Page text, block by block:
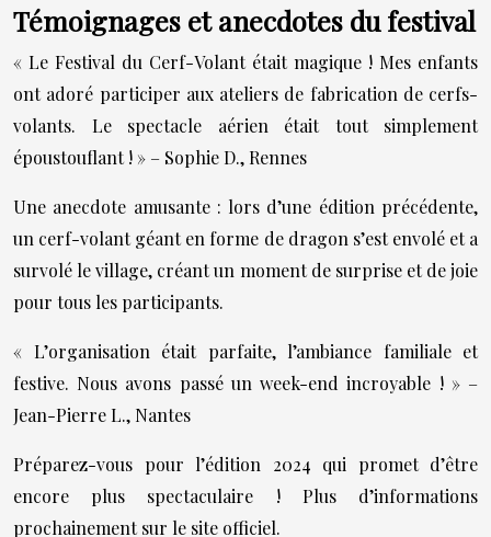
Témoignages et anecdotes du festival
« Le Festival du Cerf-Volant était magique ! Mes enfants
ont adoré participer aux ateliers de fabrication de cerfs-
volants. Le spectacle aérien était tout simplement
époustouflant ! » – Sophie D., Rennes
Une anecdote amusante : lors d’une édition précédente,
un cerf-volant géant en forme de dragon s’est envolé et a
survolé le village, créant un moment de surprise et de joie
pour tous les participants.
« L’organisation était parfaite, l’ambiance familiale et
festive. Nous avons passé un week-end incroyable ! » –
Jean-Pierre L., Nantes
Préparez-vous pour l’édition 2024 qui promet d’être
encore plus spectaculaire ! Plus d’informations
prochainement sur le site officiel.